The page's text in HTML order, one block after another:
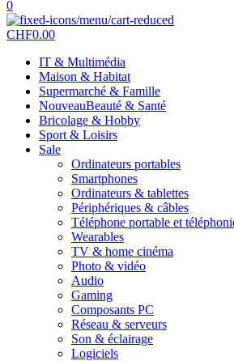
0
CHF0.00
IT & Multimédia
Maison & Habitat
Supermarché & Famille
NouveauBeauté & Santé
Bricolage & Hobby
Sport & Loisirs
Sale
Ordinateurs portables
Smartphones
Ordinateurs & tablettes
Périphériques & câbles
Téléphone portable et
Wearables
TV & home cinéma
Photo & vidéo
Audio
Gaming
Composants PC
Réseau & serveurs
Son & éclairage
Logiciels